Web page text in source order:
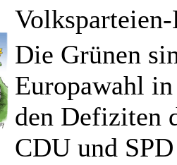
Die Grünen
Europawahl
den Defiziten
CDU und